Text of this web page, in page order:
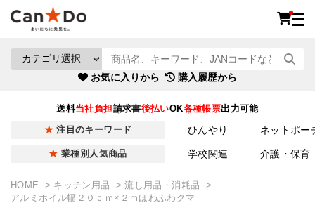
お気に入りから 購入履歴から
送料当社負担請求書後払いOK各種帳票出力可能
注目のキーワード ひんやり ネットポー
業種別人気商品 学校関連 介護・保育
HOME キッチン用品
流し用品・消耗品
アルミホイル幅２０ｃｍ×２ｍほわふわクマ